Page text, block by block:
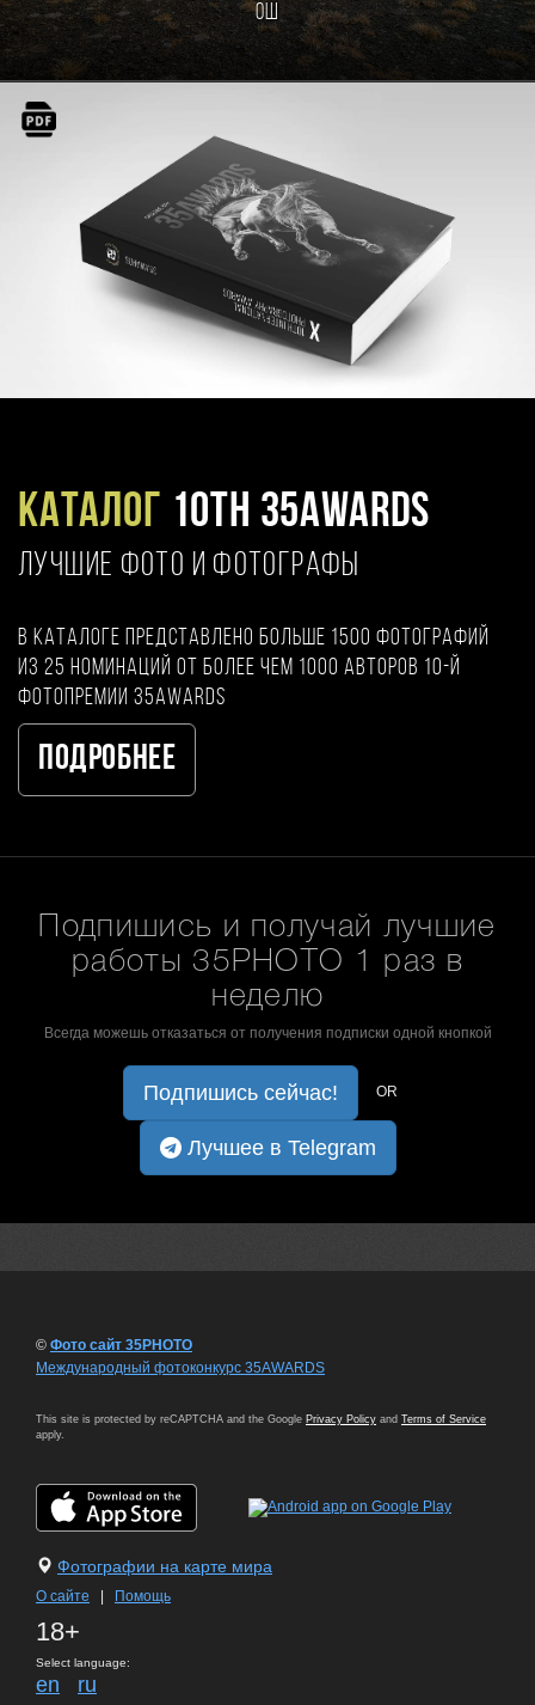
Ош
Каталог 10TH 35AWARDS
ЛУЧШИЕ ФОТО И ФОТОГРАФЫ
В каталоге представлено больше 1500 фотографий
из 25 номинаций от более чем 1000 авторов 10-й
фотопремии 35AWARDS
Подробнее
Подпишись и получай лучшие
работы 35PHOTO 1 раз в
неделю
Всегда можешь отказаться от получения подписки одной кнопкой
Подпишись сейчас! OR
Лучшее в Telegram
© Фото сайт 35PHOTO
Международный фотоконкурс 35AWARDS
This site is protected by reCAPTCHA and the Google Privacy Policy and Terms of Service
apply.
Фотографии на карте мира
О сайте Помощь
18+
Select language:
en ru